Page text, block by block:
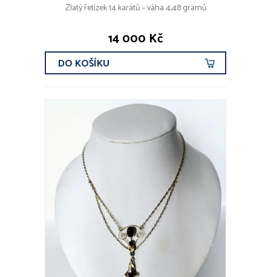
Zlatý řetízek 14 karátů – váha 4,48 gramů
14 000 Kč
DO KOŠÍKU